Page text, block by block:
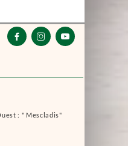
: " Mescladis"
  